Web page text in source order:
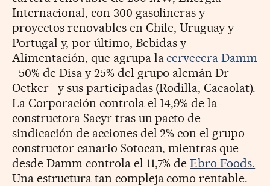
Internacional, con 300 gasolineras y
proyectos renovables en Chile, Uruguay y
Portugal y, por último, Bebidas y
Alimentación, que agrupa lacervecera Damm
–50% de Disa y 25% del grupo alemán Dr
Oetker– y sus participadas (Rodilla, Cacaolat).
La Corporación controla el 14,9% de la
constructora Sacyr tras un pacto de
sindicación de acciones del 2% con el grupo
constructor canario Sotocan, mientras que
desde Damm controla el 11,7% deEbro Foods.
Una estructura tan compleja como rentable.